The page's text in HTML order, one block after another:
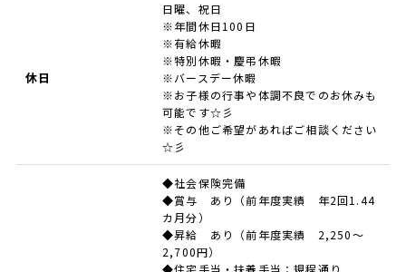
休日
日曜、祝日
※年間休日100日
※有給休暇
※特別休暇・慶弔休暇
※バースデー休暇
※お子様の行事や体調不良でのお休みも
可能です☆彡
※その他ご希望があればご相談ください
☆彡
◆社会保険完備
◆賞与 あり（前年度実績 年2回1.44
カ月分）
◆昇給 あり（前年度実績 2,250～
2,700円）